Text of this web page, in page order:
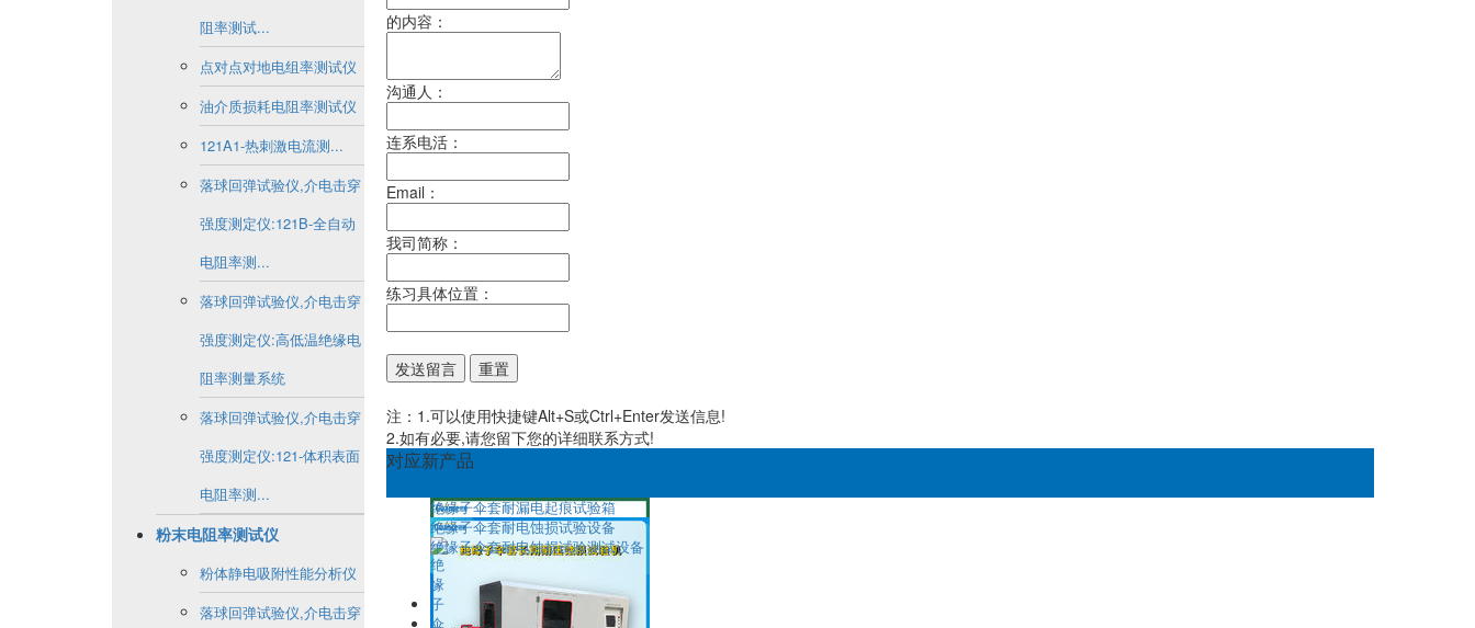
阻率测试...
点对点对地电组率测试仪
油介质损耗电阻率测试仪
121A1-热刺激电流测...
落球回弹试验仪,介电击穿
强度测定仪:121B-全自动
电阻率测...
落球回弹试验仪,介电击穿
强度测定仪:高低温绝缘电
阻率测量系统
落球回弹试验仪,介电击穿
强度测定仪:121-体积表面
电阻率测...
粉末电阻率测试仪
粉体静电吸附性能分析仪
落球回弹试验仪,介电击穿
的内容：
沟通人：
连系电活：
Email：
我司简称：
练习具体位置：
注：1.可以使用快捷键Alt+S或Ctrl+Enter发送信息!
2.如有必要,请您留下您的详细联系方式!
对应新产品
绝缘子伞套耐漏电起痕试验箱
绝缘子伞套耐电蚀损试验设备
绝缘子伞套耐电蚀损试验测试设备